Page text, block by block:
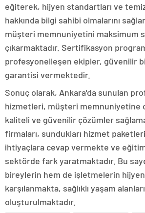
eğiterek, hijyen standartları ve
hakkında bilgi sahibi olmalarını
müşteri memnuniyetini maksimum
çıkarmaktadır. Sertifikasyon
profesyonelleşen ekipler, güvenilir
garantisi vermektedir.
Sonuç olarak, Ankara'da sunulan
hizmetleri, müşteri memnuniyetine
kaliteli ve güvenilir çözümler
firmaları, sundukları hizmet
ihtiyaçlara cevap vermekte ve
sektörde fark yaratmaktadır. Bu
bireylerin hem de işletmelerin
karşılanmakta, sağlıklı yaşam alanları
oluşturulmaktadır.